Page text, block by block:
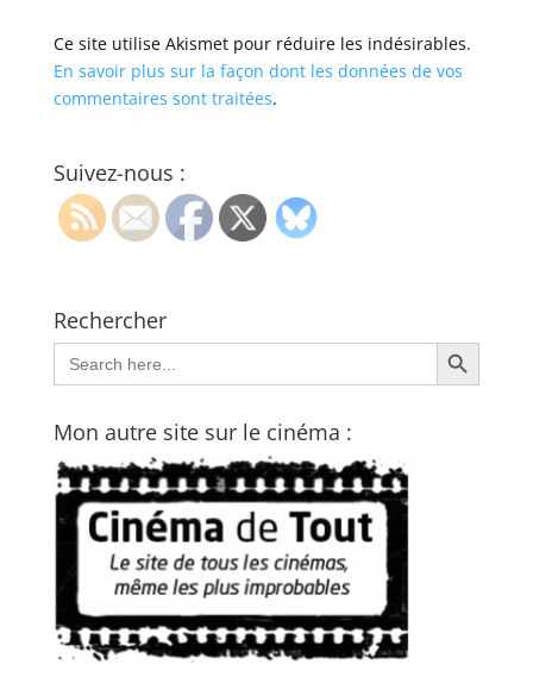
Ce site utilise Akismet pour réduire les indésirables.
En savoir plus sur la façon dont les données de vos
commentaires sont traitées.
Suivez-nous :
Rechercher
Search
for:
Search Button
Mon autre site sur le cinéma :